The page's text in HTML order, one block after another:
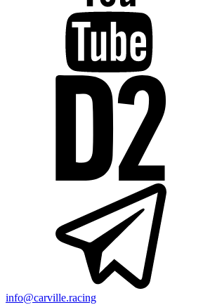
info@carville.racing